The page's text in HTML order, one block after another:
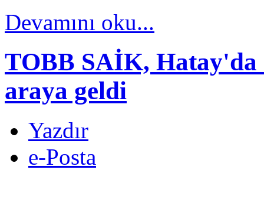
Devamını oku...
TOBB SAİK,
araya geldi
Yazdır
e-Posta